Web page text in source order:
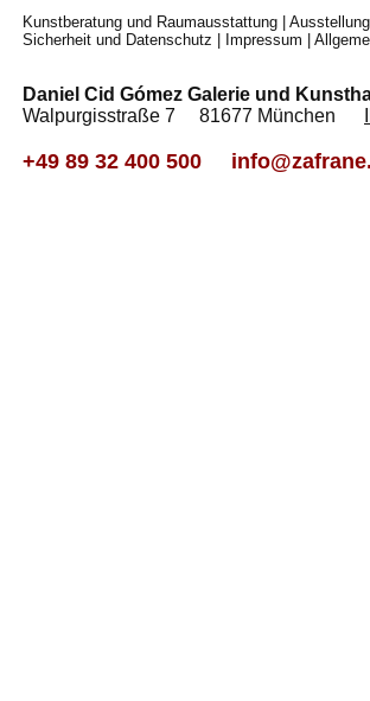
Kunstberatung und Raumausstattung
Sicherheit und Datenschutz
Impressum
Daniel Cid Gómez Galerie und
Walpurgisstraße 7 81677 München
+49 89 32 400 500